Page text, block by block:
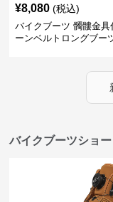
¥8,080 (税込)
バイクブーツ 髑髏金具
ーンベルトロングブー
バイクブーツショ